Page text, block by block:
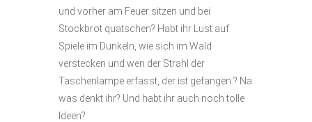
und vorher am Feuer sitzen und bei
Stockbrot quatschen? Habt ihr Lust auf
Spiele im Dunkeln, wie sich im Wald
verstecken und wen der Strahl der
Taschenlampe erfasst, der ist gefangen.? Na
was denkt ihr? Und habt ihr auch noch tolle
Ideen?